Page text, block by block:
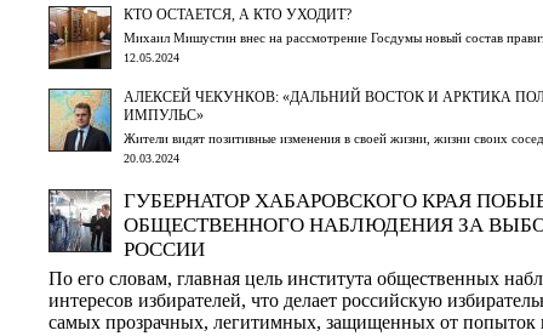
КТО ОСТАЕТСЯ, А КТО УХОДИТ?
Михаил Мишустин внес на рассмотрение Госдумы новый состав
12.05.2024
АЛЕКСЕЙ ЧЕКУНКОВ: «ДАЛЬНИЙ ВОСТОК И АРКТИКА
ИМПУЛЬС»
Жители видят позитивные изменения в своей жизни, жизни своих
20.03.2024
ГУБЕРНАТОР ХАБАРОВСКОГО КРАЯ
ОБЩЕСТВЕННОГО НАБЛЮДЕНИЯ ЗА
РОССИИ
По его словам, главная цель института общественных
интересов избирателей, что делает российскую
самых прозрачных, легитимных, защищенных от попыток